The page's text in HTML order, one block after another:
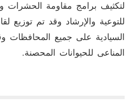
لتكثيف برامج مقاومة الحشرات
للتوعية والإرشاد وقد تم توزيع
السيادية على جميع المحافظات
المناعى للحيوانات المحصنة.